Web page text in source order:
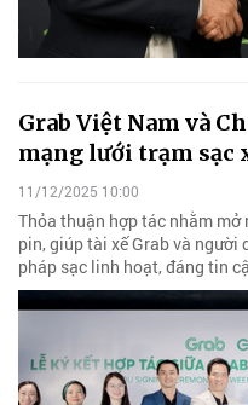
Grab Việt Nam và
mạng lưới trạm sạc
11/12/2025 10:00
Thỏa thuận hợp tác nhằm
pin, giúp tài xế Grab và người
pháp sạc linh hoạt, đáng tin